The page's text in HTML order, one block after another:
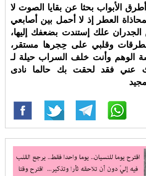
الأبواب بحثا عن بقايا الصوت لا
العطر إذ لا أحمل بين أصابعي
علك إستندت بضعفك إليها،
وقلبي على حِجرها مستقر،
الوهم وأنت خلف السراب حيلة لـ
عني فقد لحقت بك حالما نادى